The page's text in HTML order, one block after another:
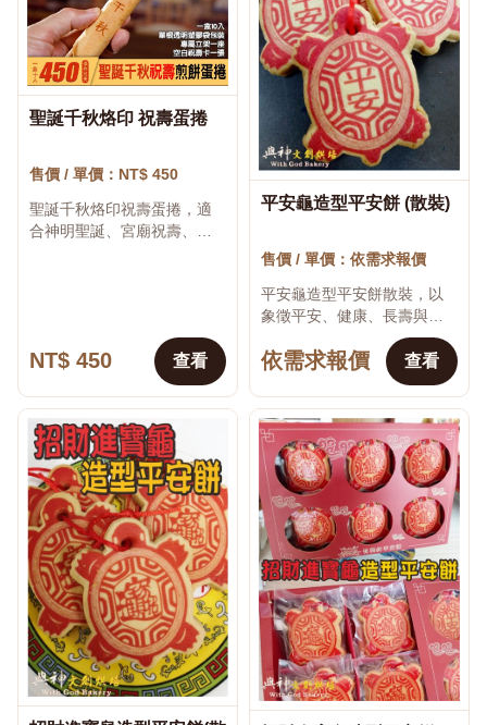
♡
聖誕千秋烙印 祝壽蛋捲
售價 / 單價：NT$ 450
聖誕千秋烙印祝壽蛋捲，適
合神明聖誕、宮廟祝壽、活
NT$ 450 查看
平安龜造型平安餅 (散裝)
售價 / 單價：依需求報價
平安龜造型平安餅散裝，以
象徵平安、健康、長壽與吉
祥的龜造型製作，適合生日
祝福、長輩送禮、家庭聚
會、節慶活動、社區活動及
親友分享。散裝形式方便...
依需求報價 查看